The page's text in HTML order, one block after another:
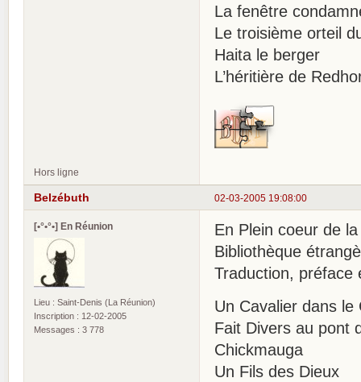
La fenêtre
Le troisième orteil
Haita le berger
L’héritière de
Hors ligne
02-03-2005 19:08:00
Belzébuth
[•°•°•] En Réunion
Lieu : Saint-Denis (La Réunion)
Inscription : 12-02-2005
Messages : 3 778
En Plein coeur de
Bibliothèque
Traduction, préface
Un Cavalier dans le
Fait Divers au pont
Chickmauga
Un Fils des Dieux